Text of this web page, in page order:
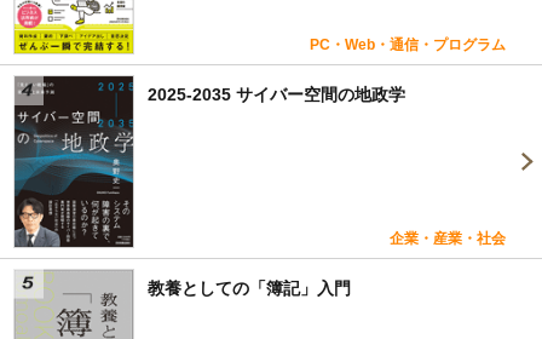
PC・Web・通信・プログラム
2025-2035 サイバー空間の地政学
企業・産業・社会
教養としての「簿記」入門